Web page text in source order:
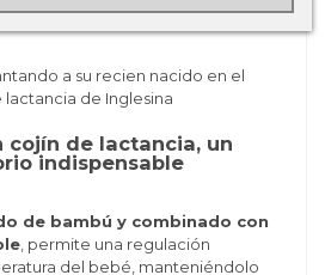
cojín de lactancia, un
indispensable
de bambú y combinado con
, permite una regulación
del bebé, manteniéndolo